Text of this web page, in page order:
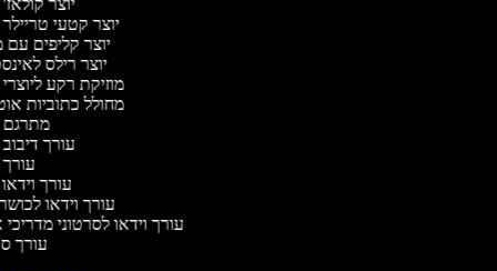
יוצר
יוצר קטעי
יוצר קליפים
יוצר רילס
מוזיקת רקע
מחולל כתוביות
עורך
עורך
עורך וידאו
עורך וידאו לסרטוני
עורך